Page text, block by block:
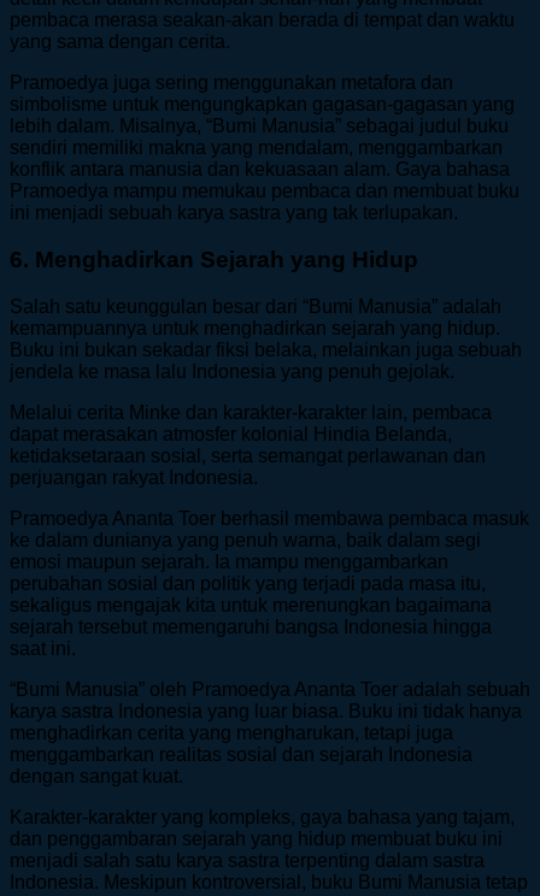
pembaca merasa seakan-akan berada di tempat dan waktu
yang sama dengan cerita.
Pramoedya juga sering menggunakan metafora dan
simbolisme untuk mengungkapkan gagasan-gagasan yang
lebih dalam. Misalnya, “Bumi Manusia” sebagai judul buku
sendiri memiliki makna yang mendalam, menggambarkan
konflik antara manusia dan kekuasaan alam. Gaya bahasa
Pramoedya mampu memukau pembaca dan membuat buku
ini menjadi sebuah karya sastra yang tak terlupakan.
6. Menghadirkan Sejarah yang Hidup
Salah satu keunggulan besar dari “Bumi Manusia” adalah
kemampuannya untuk menghadirkan sejarah yang hidup.
Buku ini bukan sekadar fiksi belaka, melainkan juga sebuah
jendela ke masa lalu Indonesia yang penuh gejolak.
Melalui cerita Minke dan karakter-karakter lain, pembaca
dapat merasakan atmosfer kolonial Hindia Belanda,
ketidaksetaraan sosial, serta semangat perlawanan dan
perjuangan rakyat Indonesia.
Pramoedya Ananta Toer berhasil membawa pembaca masuk
ke dalam dunianya yang penuh warna, baik dalam segi
emosi maupun sejarah. Ia mampu menggambarkan
perubahan sosial dan politik yang terjadi pada masa itu,
sekaligus mengajak kita untuk merenungkan bagaimana
sejarah tersebut memengaruhi bangsa Indonesia hingga
saat ini.
“Bumi Manusia” oleh Pramoedya Ananta Toer adalah sebuah
karya sastra Indonesia yang luar biasa. Buku ini tidak hanya
menghadirkan cerita yang mengharukan, tetapi juga
menggambarkan realitas sosial dan sejarah Indonesia
dengan sangat kuat.
Karakter-karakter yang kompleks, gaya bahasa yang tajam,
dan penggambaran sejarah yang hidup membuat buku ini
menjadi salah satu karya sastra terpenting dalam sastra
Indonesia. Meskipun kontroversial, buku Bumi Manusia tetap